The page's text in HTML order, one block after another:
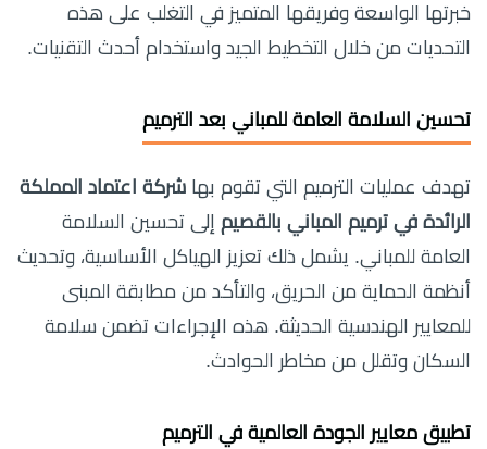
خبرتها الواسعة وفريقها المتميز في التغلب على هذه
التحديات من خلال التخطيط الجيد واستخدام أحدث التقنيات.
تحسين السلامة العامة للمباني بعد الترميم
تهدف عمليات الترميم التي تقوم بها شركة اعتماد المملكة
الرائدة في ترميم المباني بالقصيم إلى تحسين السلامة
العامة للمباني. يشمل ذلك تعزيز الهياكل الأساسية، وتحديث
أنظمة الحماية من الحريق، والتأكد من مطابقة المبنى
للمعايير الهندسية الحديثة. هذه الإجراءات تضمن سلامة
السكان وتقلل من مخاطر الحوادث.
تطبيق معايير الجودة العالمية في الترميم